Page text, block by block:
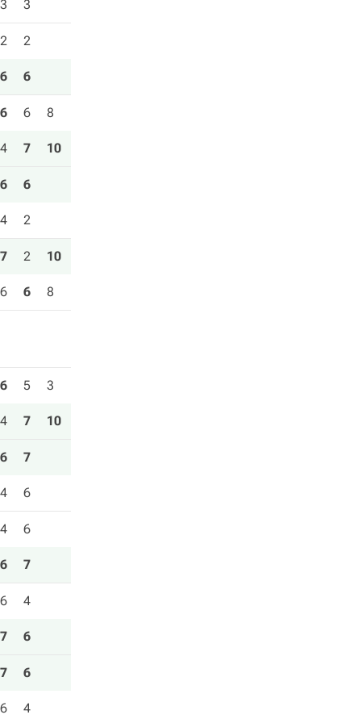
3 3
2 2
6 6
6 6 8
4 7 10
6 6
4 2
7 2 10
6 6 8
6 5 3
4 7 10
6 7
4 6
4 6
6 7
6 4
7 6
7 6
6 4